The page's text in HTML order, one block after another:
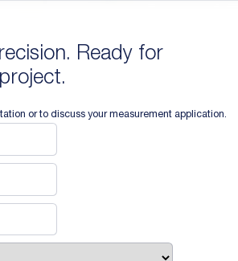
Ready for
or to discuss your measurement application.